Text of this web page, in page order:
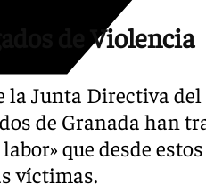
de Violencia
la Junta Directiva
de Granada han
que desde
víctimas.